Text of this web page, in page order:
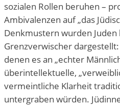
sozialen Rollen beruhen –
Ambivalenzen auf „das
Denkmustern wurden Juden
Grenzverwischer
denen es an „echter
überintellektuelle,
vermeintliche Klarheit
untergraben würden.